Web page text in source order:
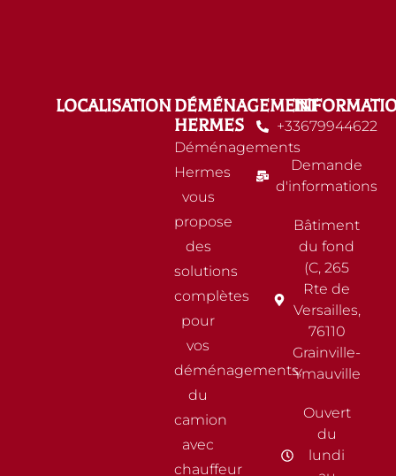
LOCALISATIONDÉMÉNAGEMENT
HERMES
Déménagements
Hermes
vous
propose
des
solutions
complètes
pour
vos
déménagements,
du
camion
avec
chauffeur
+33679944622
Demande
d'informations
Bâtiment
du fond
(C, 265
Rte de
Versailles,
76110
Grainville-
Ymauville
Ouvert
du
lundi